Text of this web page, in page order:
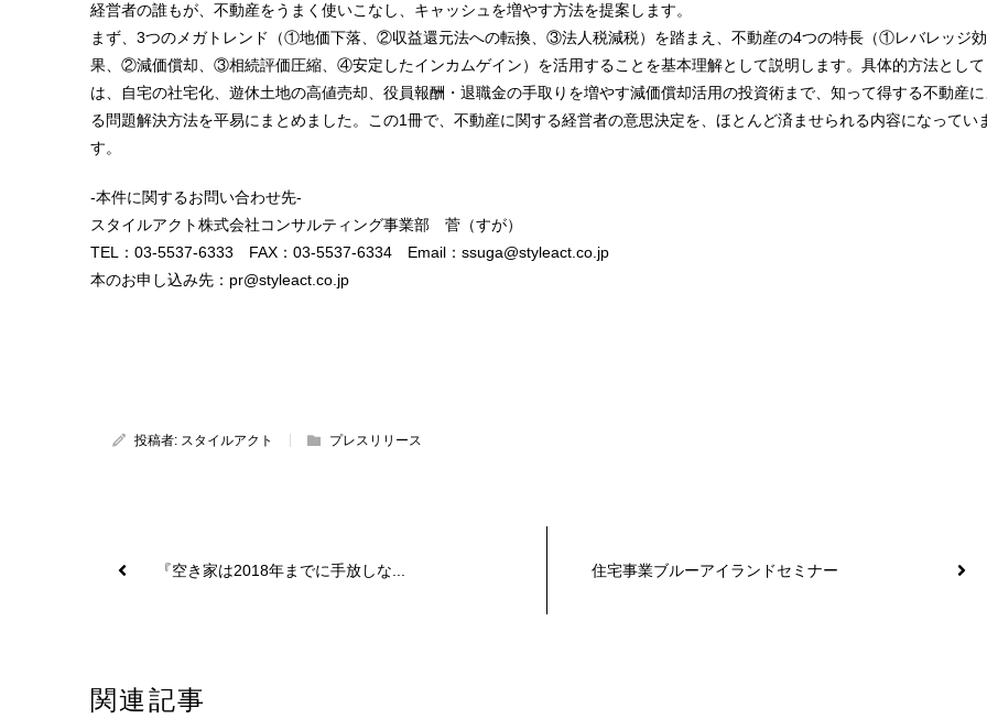
経営者の誰もが、不動産をうまく使いこなし、キャッシュを増やす方法を提案します。
まず、3つのメガトレンド（①地価下落、②収益還元法への転換、③法人税減税）を踏まえ、不動産の4つの特長（①レバレッジ効
果、②減価償却、③相続評価圧縮、④安定したインカムゲイン）を活用することを基本理解として説明します。具体的方法として
は、自宅の社宅化、遊休土地の高値売却、役員報酬・退職金の手取りを増やす減価償却活用の投資術まで、知って得する不動産
る問題解決方法を平易にまとめました。この1冊で、不動産に関する経営者の意思決定を、ほとんど済ませられる内容になってい
す。
-本件に関するお問い合わせ先-
スタイルアクト株式会社コンサルティング事業部 菅（すが）
TEL：03-5537-6333 FAX：03-5537-6334 Email：ssuga@styleact.co.jp
本のお申し込み先：pr@styleact.co.jp
投稿者: スタイルアクト プレスリリース
『空き家は2018年までに手放しな... 住宅事業ブルーアイランドセミナー
関連記事